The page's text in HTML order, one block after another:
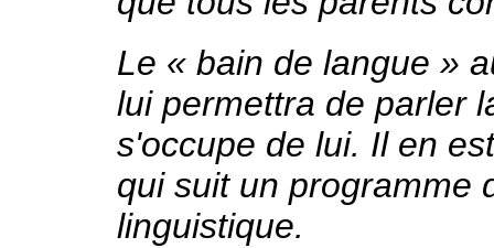
Le « bain de langue »
lui permettra de parler
s'occupe de lui. Il en
qui suit un programme
linguistique.